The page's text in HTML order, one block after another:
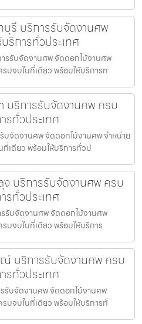
บุรี บริการรับจัดงานศพ
ริการทั่วประเทศ
รรับจัดงานศพ จัดดอกไม้งานศพ
บจบในที่เดียว พร้อมให้บริการท
บริการรับจัดงานศพ ครบ
รทั่วประเทศ
จัดงานศพ จัดดอกไม้งานศพ จำหน่าย
ที่เดียว พร้อมให้บริการทั่วป
ง บริการรับจัดงานศพ ครบ
รทั่วประเทศ
รับจัดงานศพ จัดดอกไม้งานศพ
บจบในที่เดียว พร้อมให้บริการ
บริการรับจัดงานศพ ครบ
รทั่วประเทศ
รับจัดงานศพ จัดดอกไม้งานศพ
บจบในที่เดียว พร้อมให้บริการทั่